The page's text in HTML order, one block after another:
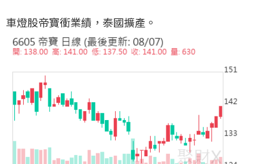
車燈股帝寶衝業績，泰國擴產。